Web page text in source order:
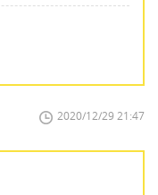
2020/12/29 21:47